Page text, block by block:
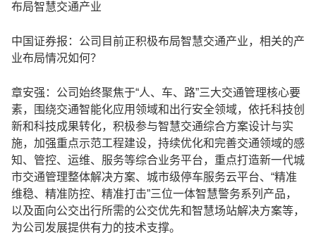
布局智慧交通产业
中国证券报：公司目前正积极布局智慧交通产业，相关的产
业布局情况如何？
章安强：公司始终聚焦于“人、车、路”三大交通管理核心要
素，围绕交通智能化应用领域和出行安全领域，依托科技创
新和科技成果转化，积极参与智慧交通综合方案设计与实
施，加强重点示范工程建设，持续优化和完善交通领域的感
知、管控、运维、服务等综合业务平台，重点打造新一代城
市交通管理整体解决方案、城市级停车服务云平台、“精准
维稳、精准防控、精准打击”三位一体智慧警务系列产品，
以及面向公交出行所需的公交优先和智慧场站解决方案等，
为公司发展提供有力的技术支撑。